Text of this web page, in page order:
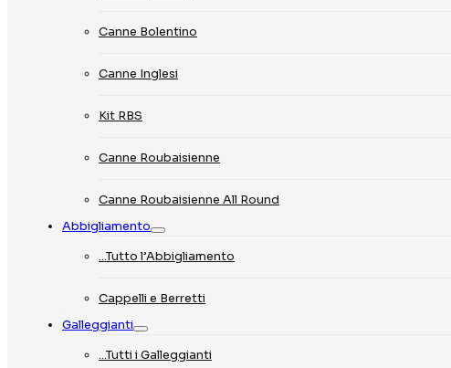
Canne Bolentino
Canne Inglesi
Kit RBS
Canne Roubaisienne
Canne Roubaisienne All Round
Abbigliamento
…Tutto l’Abbigliamento
Cappelli e Berretti
Galleggianti
…Tutti i Galleggianti